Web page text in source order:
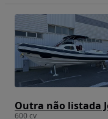
Outra não listada
600 cv